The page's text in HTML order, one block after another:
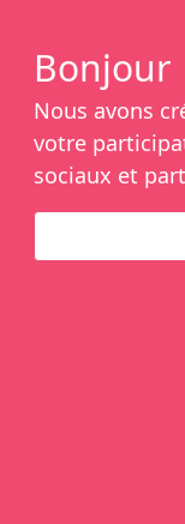
Bonjour
Nous avons
votre
sociaux et